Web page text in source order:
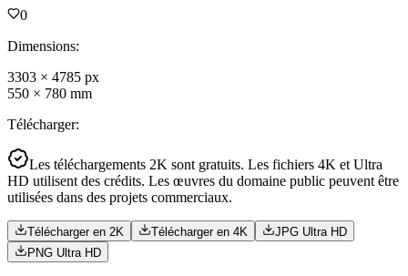
0
Dimensions:
3303 × 4785 px
550 × 780 mm
Télécharger:
Les téléchargements 2K sont gratuits. Les fichiers 4K et Ultra
HD utilisent des crédits. Les œuvres du domaine public peuvent être
utilisées dans des projets commerciaux.
Télécharger en 2K Télécharger en 4K
JPG Ultra HD
PNG Ultra HD